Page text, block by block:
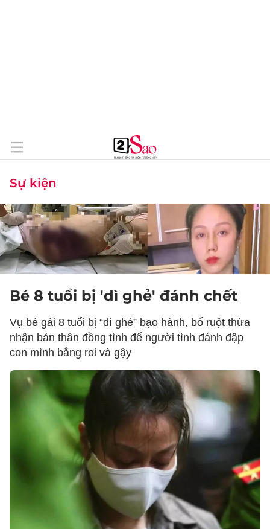
Sự kiện
Bé 8 tuổi bị 'dì ghẻ' đánh chết
Vụ bé gái 8 tuổi bị “dì ghẻ” bạo hành, bố ruột thừa
nhận bản thân đồng tình để người tình đánh đập
con mình bằng roi và gậy